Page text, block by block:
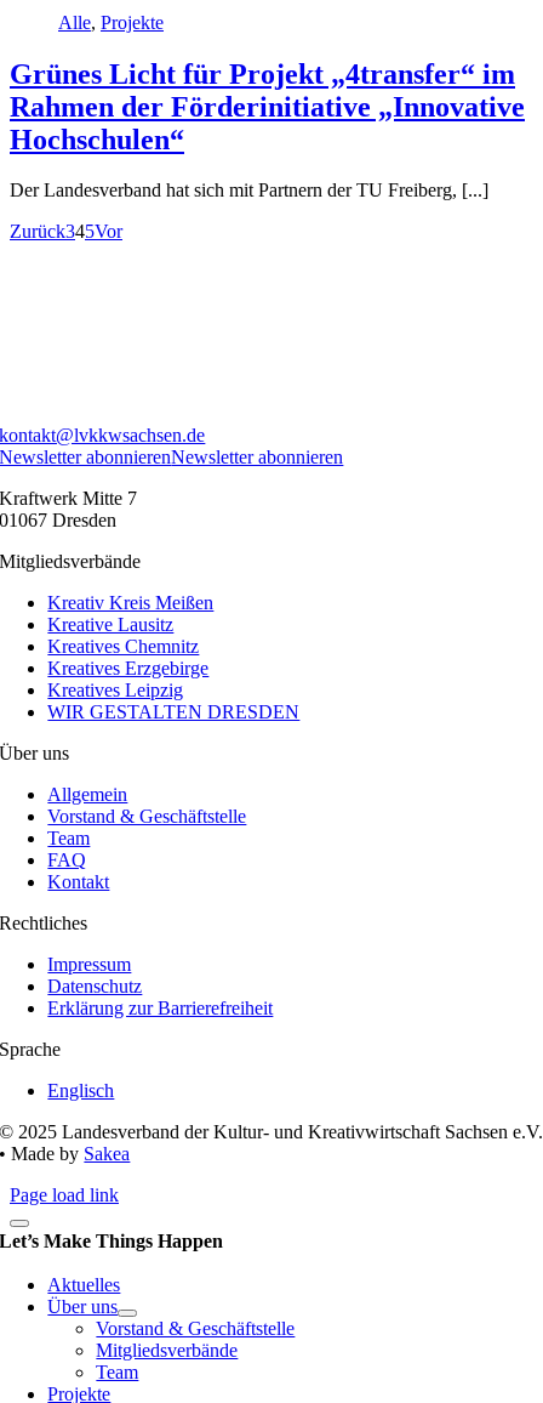
Alle, Projekte
Grünes Licht für Projekt „4transfer“ im
Rahmen der Förderinitiative „Innovative
Hochschulen“
Der Landesverband hat sich mit Partnern der TU Freiberg, [...]
Zurück345Vor
kontakt@lvkkwsachsen.de
Newsletter abonnierenNewsletter abonnieren
Kraftwerk Mitte 7
01067 Dresden
Mitgliedsverbände
Kreativ Kreis Meißen
Kreative Lausitz
Kreatives Chemnitz
Kreatives Erzgebirge
Kreatives Leipzig
WIR GESTALTEN DRESDEN
Über uns
Allgemein
Vorstand & Geschäftstelle
Team
FAQ
Kontakt
Rechtliches
Impressum
Datenschutz
Erklärung zur Barrierefreiheit
Sprache
Englisch
© 2025 Landesverband der Kultur- und Kreativwirtschaft Sachsen e.V.
• Made by Sakea
Page load link
Let’s Make Things Happen
Aktuelles
Über uns
Vorstand & Geschäftstelle
Mitgliedsverbände
Team
Projekte